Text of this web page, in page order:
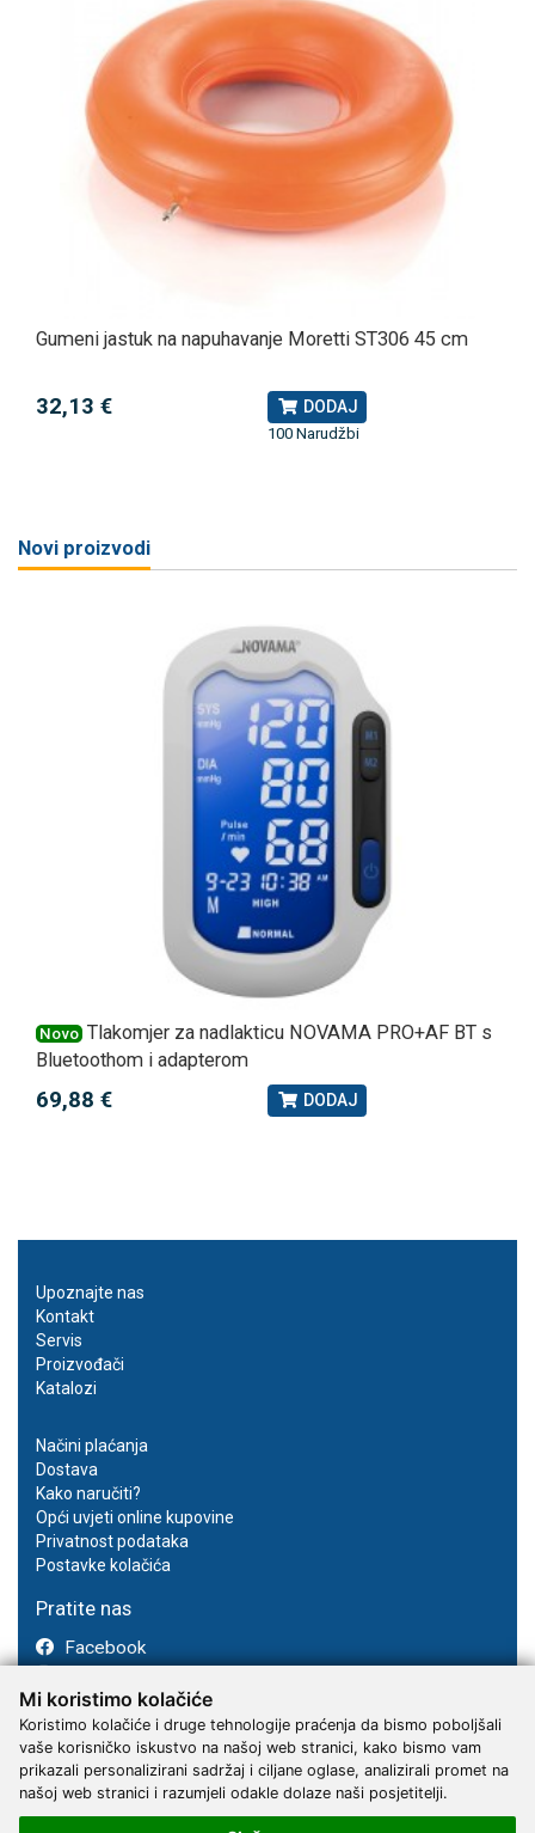
Mi koristimo kolačiće
Koristimo kolačiće i druge tehnologije praćenja da bismo poboljšali
vaše korisničko iskustvo na našoj web stranici, kako bismo vam
prikazali personalizirani sadržaj i ciljane oglase, analizirali promet na
našoj web stranici i razumjeli odakle dolaze naši posjetitelji.
Gumeni jastuk na napuhavanje Moretti ST306 45 cm
32,13 € DODAJ
100 Narudžbi
Novi proizvodi
Novo Tlakomjer za nadlakticu NOVAMA PRO+AF BT s
Bluetoothom i adapterom
69,88 € DODAJ
Upoznajte nas
Kontakt
Servis
Proizvođači
Katalozi
Načini plaćanja
Dostava
Kako naručiti?
Opći uvjeti online kupovine
Privatnost podataka
Postavke kolačića
Pratite nas
Facebook
Youtube